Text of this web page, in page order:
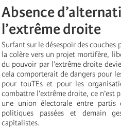
Absence
l’extrême droite
Surfant sur le désespoir des
la colère vers un projet mortifère,
du pouvoir par l’extrême droite
cela comporterait de dangers pour
pour touTEs et pour les
combattre l’extrême droite, ce n’est
une union électorale entre partis
politiques passées et demain
capitalistes.